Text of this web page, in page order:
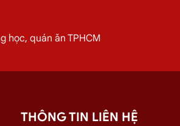
học, quán ăn TPHCM
THÔNG TIN LIÊN HỆ